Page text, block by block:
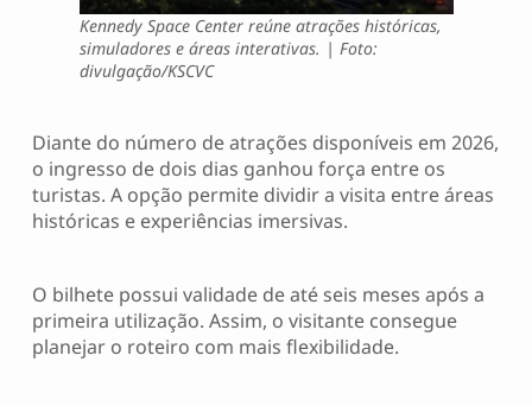
Kennedy Space Center reúne atrações históricas,
simuladores e áreas interativas. | Foto:
divulgação/KSCVC
Diante do número de atrações disponíveis em 2026,
o ingresso de dois dias ganhou força entre os
turistas. A opção permite dividir a visita entre áreas
históricas e experiências imersivas.
O bilhete possui validade de até seis meses após a
primeira utilização. Assim, o visitante consegue
planejar o roteiro com mais flexibilidade.